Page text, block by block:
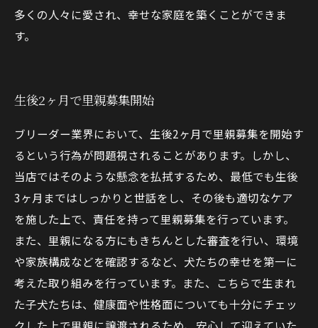
多くの人々に愛され、幸せな家庭を築くことができま
す。
生後2ヶ月で里親募集開始
ブリーダー業界において、生後2ヶ月で里親募集を開始す
るという行為が問題視されることがあります。しかし、
当店ではそのような懸念を払拭するため、最低でも生後
3ヶ月まではしっかりと世話をし、その後も適切なケア
を施した上で、責任を持って里親募集を行っています。
また、里親になる方にもきちんとした審査を行い、環境
や家族構成などを確認するなど、犬たちの幸せを第一に
考えた取り組みを行っています。また、こちらで生まれ
た子犬たちは、健康面や性格面についても十分にチェッ